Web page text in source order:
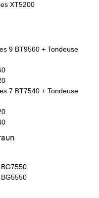
XT5200
9 BT9560 + Tondeuse
7 BT7540 + Tondeuse